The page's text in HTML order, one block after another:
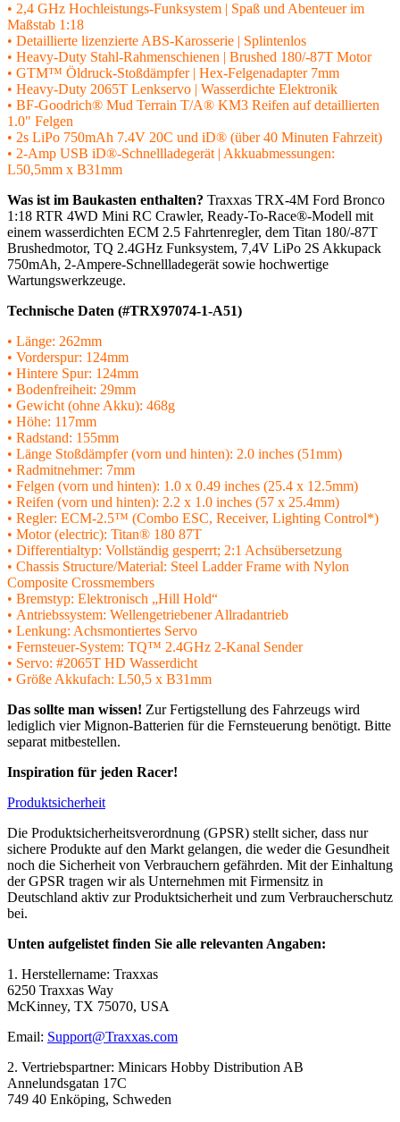
• 2,4 GHz Hochleistungs-Funksystem | Spaß und Abenteuer im
Maßstab 1:18
• Detaillierte lizenzierte ABS-Karosserie | Splintenlos
• Heavy-Duty Stahl-Rahmenschienen | Brushed 180/-87T Motor
• GTM™ Öldruck-Stoßdämpfer | Hex-Felgenadapter 7mm
• Heavy-Duty 2065T Lenkservo | Wasserdichte Elektronik
• BF-Goodrich® Mud Terrain T/A® KM3 Reifen auf detaillierten
1.0" Felgen
• 2s LiPo 750mAh 7.4V 20C und iD® (über 40 Minuten Fahrzeit)
• 2-Amp USB iD®-Schnellladegerät | Akkuabmessungen:
L50,5mm x B31mm
Was ist im Baukasten enthalten? Traxxas TRX-4M Ford Bronco
1:18 RTR 4WD Mini RC Crawler, Ready-To-Race®-Modell mit
einem wasserdichten ECM 2.5 Fahrtenregler, dem Titan 180/-87T
Brushedmotor, TQ 2.4GHz Funksystem, 7,4V LiPo 2S Akkupack
750mAh, 2-Ampere-Schnellladegerät sowie hochwertige
Wartungswerkzeuge.
Technische Daten (#TRX97074-1-A51)
• Länge: 262mm
• Vorderspur: 124mm
• Hintere Spur: 124mm
• Bodenfreiheit: 29mm
• Gewicht (ohne Akku): 468g
• Höhe: 117mm
• Radstand: 155mm
• Länge Stoßdämpfer (vorn und hinten): 2.0 inches (51mm)
• Radmitnehmer: 7mm
• Felgen (vorn und hinten): 1.0 x 0.49 inches (25.4 x 12.5mm)
• Reifen (vorn und hinten): 2.2 x 1.0 inches (57 x 25.4mm)
• Regler: ECM-2.5™ (Combo ESC, Receiver, Lighting Control*)
• Motor (electric): Titan® 180 87T
• Differentialtyp: Vollständig gesperrt; 2:1 Achsübersetzung
• Chassis Structure/Material: Steel Ladder Frame with Nylon
Composite Crossmembers
• Bremstyp: Elektronisch „Hill Hold“
• Antriebssystem: Wellengetriebener Allradantrieb
• Lenkung: Achsmontiertes Servo
• Fernsteuer-System: TQ™ 2.4GHz 2-Kanal Sender
• Servo: #2065T HD Wasserdicht
• Größe Akkufach: L50,5 x B31mm
Das sollte man wissen! Zur Fertigstellung des Fahrzeugs wird
lediglich vier Mignon-Batterien für die Fernsteuerung benötigt. Bitte
separat mitbestellen.
Inspiration für jeden Racer!
Produktsicherheit
Die Produktsicherheitsverordnung (GPSR) stellt sicher, dass nur
sichere Produkte auf den Markt gelangen, die weder die Gesundheit
noch die Sicherheit von Verbrauchern gefährden. Mit der Einhaltung
der GPSR tragen wir als Unternehmen mit Firmensitz in
Deutschland aktiv zur Produktsicherheit und zum Verbraucherschutz
bei.
Unten aufgelistet finden Sie alle relevanten Angaben:
1. Herstellername: Traxxas
6250 Traxxas Way
McKinney, TX 75070, USA
Email: Support@Traxxas.com
2. Vertriebspartner: Minicars Hobby Distribution AB
Annelundsgatan 17C
749 40 Enköping, Schweden